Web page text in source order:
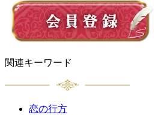
関連キーワード
恋の行方